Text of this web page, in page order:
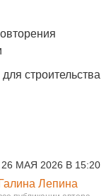
строительства
26 МАЯ 2026 В 15:20
Галина Лепина